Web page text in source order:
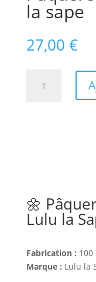
la sape
27,00 €
🌼
Lulu la
Fabrication :
Marque : Lulu la